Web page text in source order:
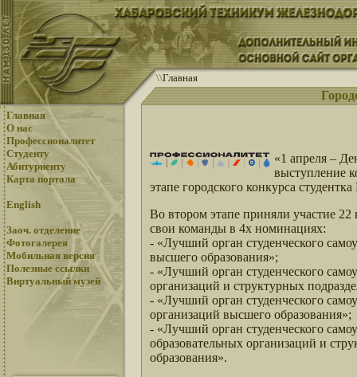
\\Главная
Главная
О нас
Профессионалитет
Студенту
Абитуриенту
Карта портала
English
Заоч. отделение
Фотогалерея
Мобильная версия
Полезные ссылки
Виртуальный музей
«1 апреля –
выступление
этапе городского конкурса
Во втором этапе приняли участие
свои команды в 4х номинациях:
- «Лучший орган студенческого
высшего образования»;
- «Лучший орган студенческого
организаций и структурных
- «Лучший орган студенческого
организаций высшего образования»;
- «Лучший орган студенческого
образовательных организаций и
образования».